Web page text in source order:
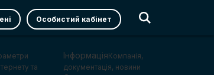
Особистий кабінет
та
Інформація Компанія,
документація, новини